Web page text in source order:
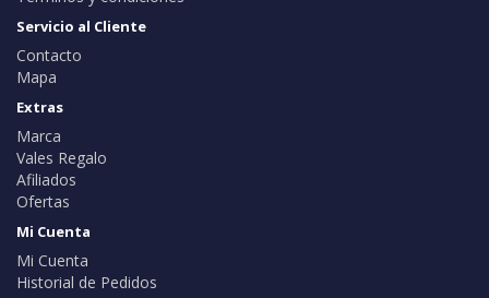
Servicio al Cliente
Contacto
Mapa
Extras
Marca
Vales Regalo
Afiliados
Ofertas
Mi Cuenta
Mi Cuenta
Historial de Pedidos